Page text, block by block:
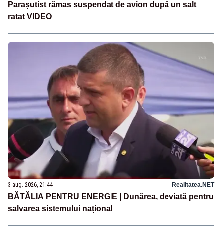
Parașutist rămas suspendat de avion după un salt
ratat VIDEO
3 aug. 2026, 21:44 Realitatea.NET
BĂTĂLIA PENTRU ENERGIE | Dunărea, deviată pentru
salvarea sistemului național